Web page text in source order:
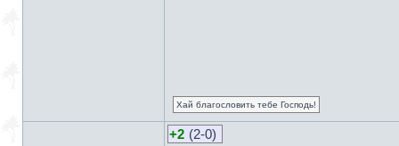
Хай благословить тебе Господь!
+2 (2-0)